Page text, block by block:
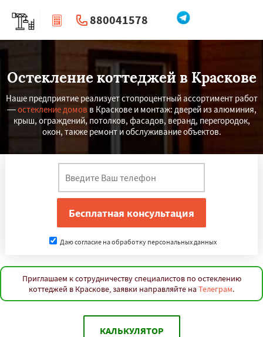
880041578
| Перезвоните мне
Остекление коттеджей в Краскове
Наше предприятие реализует стопроцентный ассортимент работ
—остекление домов в Краскове и монтаж: дверей из алюминия,
крыш, ограждений, потолков, фасадов, веранд, перегородок,
окон, также ремонт и обслуживание объектов.
Даю согласие на обработку персональных данных
Приглашаем к сотрудничеству специалистов по остеклению
коттеджей в Краскове, заявки направляйте на Телеграм.
КАЛЬКУЛЯТОР